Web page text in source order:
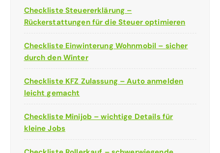
Checkliste Steuererklärung –
Rückerstattungen für die Steuer optimieren
Checkliste Einwinterung Wohnmobil – sicher
durch den Winter
Checkliste KFZ Zulassung – Auto anmelden
leicht gemacht
Checkliste Minijob – wichtige Details für
kleine Jobs